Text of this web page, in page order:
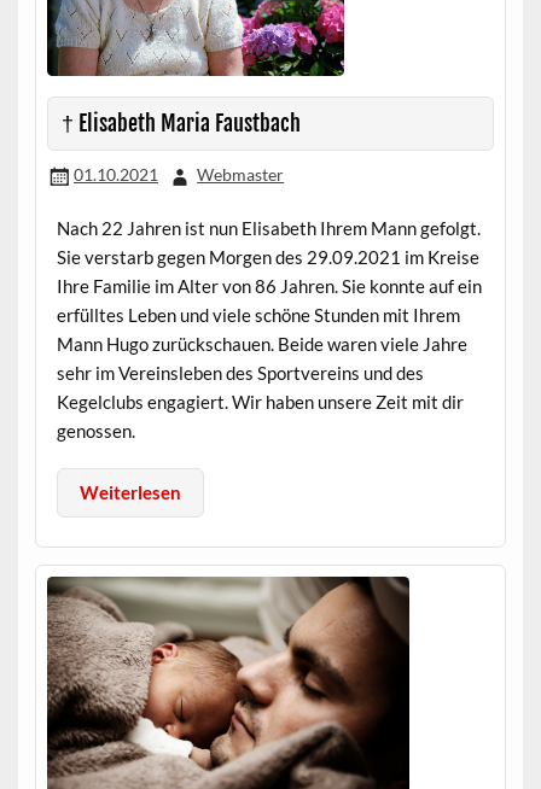
† Elisabeth Maria Faustbach
01.10.2021 Webmaster
Nach 22 Jahren ist nun Elisabeth Ihrem Mann gefolgt.
Sie verstarb gegen Morgen des 29.09.2021 im Kreise
Ihre Familie im Alter von 86 Jahren. Sie konnte auf ein
erfülltes Leben und viele schöne Stunden mit Ihrem
Mann Hugo zurückschauen. Beide waren viele Jahre
sehr im Vereinsleben des Sportvereins und des
Kegelclubs engagiert. Wir haben unsere Zeit mit dir
genossen.
Weiterlesen